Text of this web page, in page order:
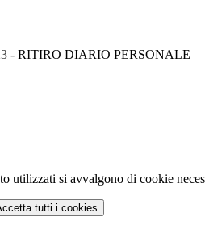
- RITIRO DIARIO PERSONALE
utilizzati si avvalgono di cookie
tutti i cookies